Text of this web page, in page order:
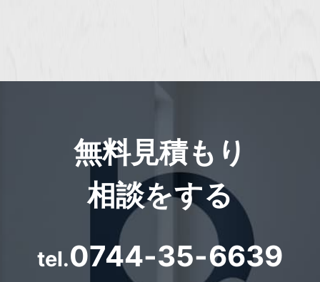
無料見積もり
相談をする
tel.0744-35-6639